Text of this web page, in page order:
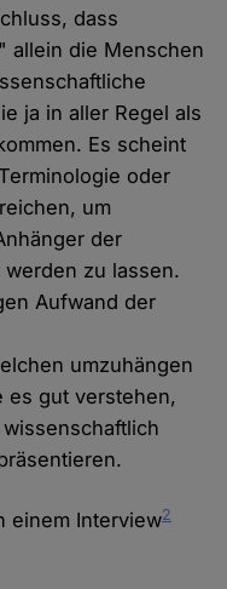
dass
allein die Menschen
ja in aller Regel als
Es scheint
oder
um
der
zu lassen.
Aufwand der
umzuhängen
es gut verstehen,
einem Interview2